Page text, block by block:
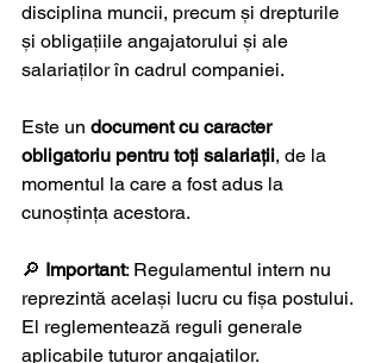
disciplina muncii, precum și drepturile
și obligațiile angajatorului și ale
salariaților în cadrul companiei.
Este un document cu caracter
obligatoriu pentru toți salariații, de la
momentul la care a fost adus la
cunoștința acestora.
🔎 Important: Regulamentul intern nu
reprezintă același lucru cu fișa postului.
El reglementează reguli generale
aplicabile tuturor angajaților.